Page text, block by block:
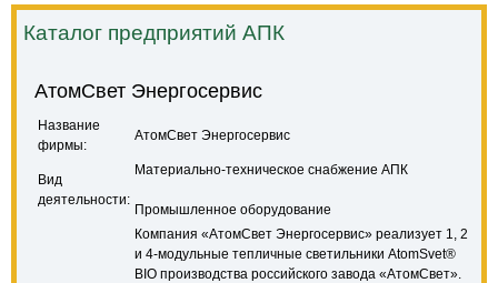
Каталог предприятий АПК
АтомСвет Энергосервис
Название
фирмы:
АтомСвет Энергосервис
Вид
деятельности:
Материально-техническое снабжение АПК
Промышленное оборудование
Компания «АтомСвет Энергосервис» реализует 1, 2
и 4-модульные тепличные светильники АtomSvet®
BIO производства российского завода «АтомСвет».